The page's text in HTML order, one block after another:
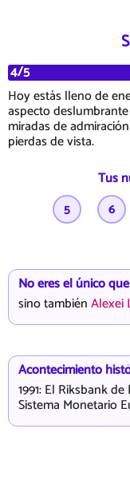
4/5
Hoy estás lleno de
aspecto
miradas de
pierdas de vista.
Tus
5 6
No eres el único
sino tambiénAlexei
Acontecimiento
1991: El Riksbank
Sistema Monetario